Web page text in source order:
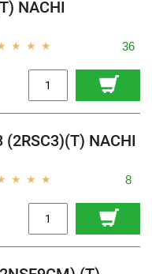
NACHI
36
NACHI
8